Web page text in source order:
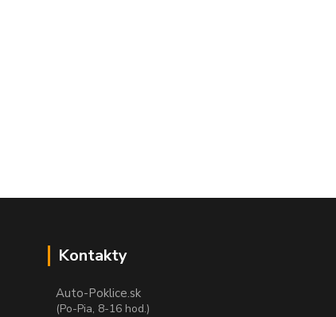
Kontakty
Auto-Poklice.sk
(Po-Pia, 8-16 hod.)